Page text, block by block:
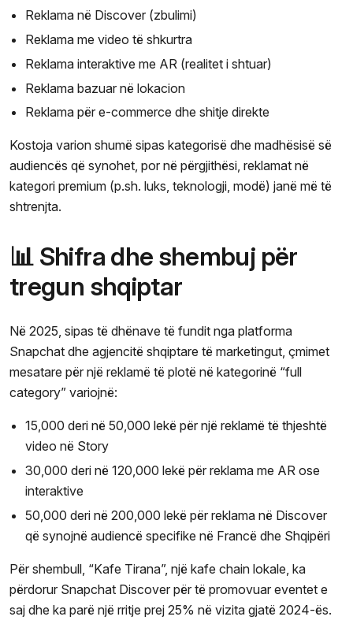
Reklama në Discover (zbulimi)
Reklama me video të shkurtra
Reklama interaktive me AR (realitet i shtuar)
Reklama bazuar në lokacion
Reklama për e-commerce dhe shitje direkte
Kostoja varion shumë sipas kategorisë dhe madhësisë së
audiencës që synohet, por në përgjithësi, reklamat në
kategori premium (p.sh. luks, teknologji, modë) janë më të
shtrenjta.
📊 Shifra dhe shembuj për
tregun shqiptar
Në 2025, sipas të dhënave të fundit nga platforma
Snapchat dhe agjencitë shqiptare të marketingut, çmimet
mesatare për një reklamë të plotë në kategorinë “full
category” variojnë:
15,000 deri në 50,000 lekë për një reklamë të thjeshtë
video në Story
30,000 deri në 120,000 lekë për reklama me AR ose
interaktive
50,000 deri në 200,000 lekë për reklama në Discover
që synojnë audiencë specifike në Francë dhe Shqipëri
Për shembull, “Kafe Tirana”, një kafe chain lokale, ka
përdorur Snapchat Discover për të promovuar eventet e
saj dhe ka parë një rritje prej 25% në vizita gjatë 2024-ës.